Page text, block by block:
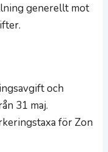
generellt mot
och
31 maj.
för Zon